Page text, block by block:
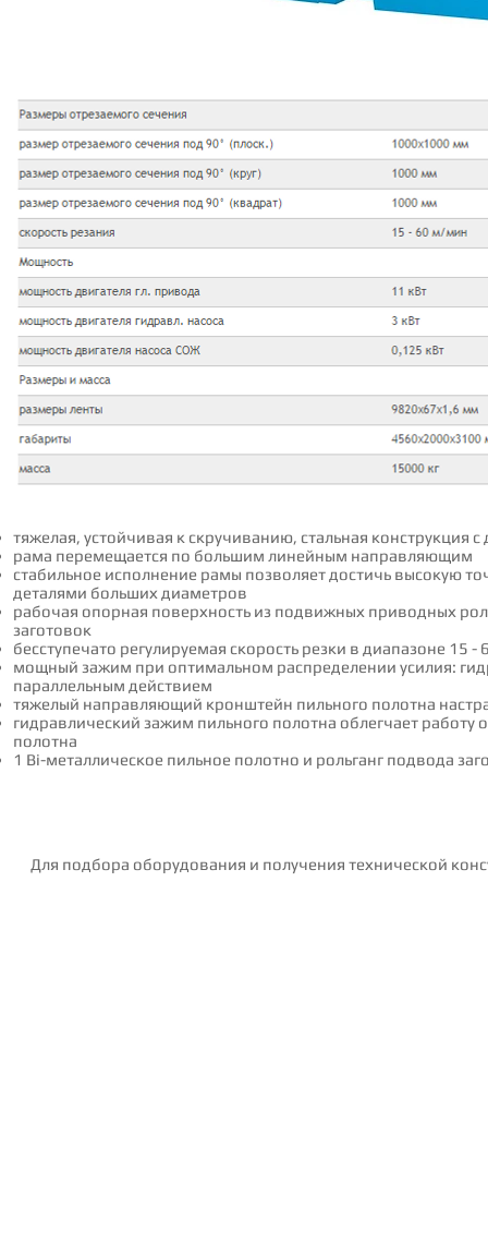
тяжелая, устойчивая к скручиванию, стальная
рама перемещается по большим линейным направляющим
стабильное исполнение рамы позволяет достичь высокую
деталями больших диаметров
рабочая опорная поверхность из подвижных приводных
заготовок
бесступечато регулируемая скорость резки в диапазоне 15
мощный зажим при оптимальном распределении усилия:
параллельным действием
тяжелый направляющий кронштейн пильного полотна
гидравлический зажим пильного полотна облегчает
полотна
1 Bi-металлическое пильное полотно и рольганг подвода
Для подбора оборудования и получения технической